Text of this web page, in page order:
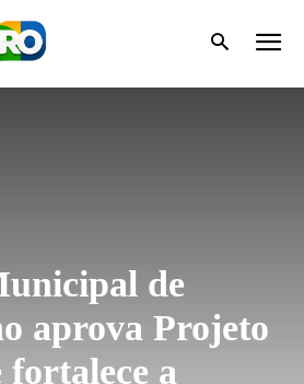
de
aprova Projeto
fortalece a